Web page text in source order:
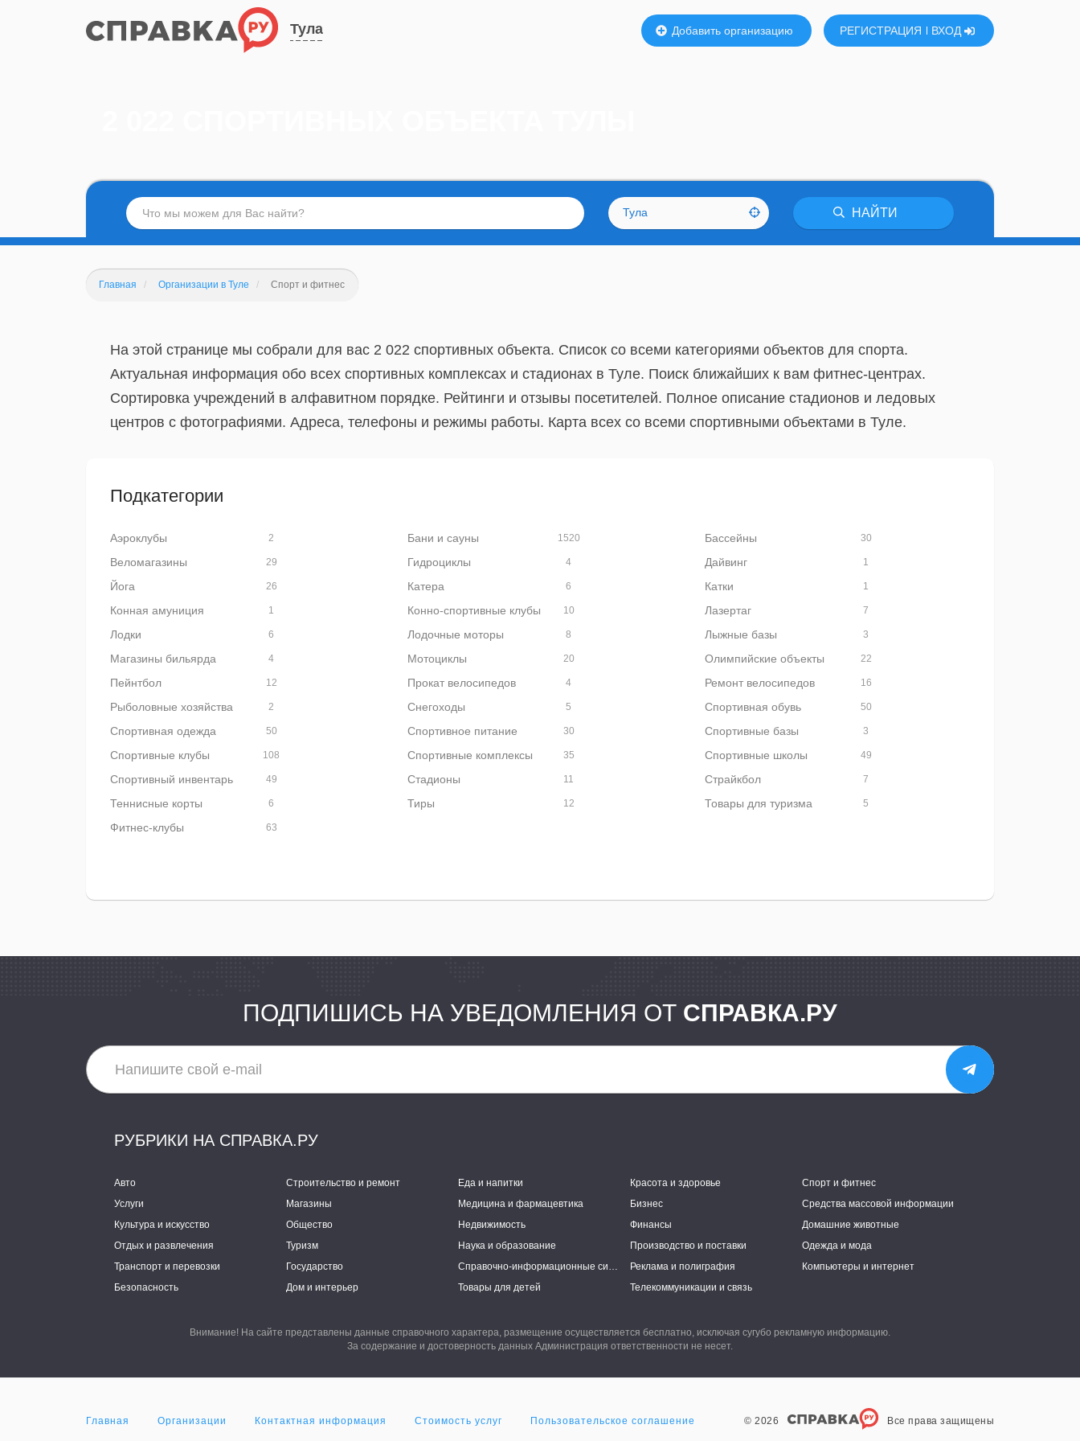
Тула Добавить организацию РЕГИСТРАЦИЯ ВХОД
Тула НАЙТИ
Главная Организации в Туле Спорт и фитнес
На этой странице мы собрали для вас 2 022 спортивных объекта. Список со всеми категориями объектов для спорта.
Актуальная информация обо всех спортивных комплексах и стадионах в Туле. Поиск ближайших к вам фитнес-центрах.
Сортировка учреждений в алфавитном порядке. Рейтинги и отзывы посетителей. Полное описание стадионов и ледовых
центров с фотографиями. Адреса, телефоны и режимы работы. Карта всех со всеми спортивными объектами в Туле.
Подкатегории
Аэроклубы 2 Бани и сауны 1520 Бассейны 30
Веломагазины 29 Гидроциклы 4 Дайвинг 1
Йога 26 Катера 6 Катки 1
Конная амуниция 1 Конно-спортивные клубы 10 Лазертаг 7
Лодки 6 Лодочные моторы 8 Лыжные базы 3
Магазины бильярда 4 Мотоциклы 20 Олимпийские объекты 22
Пейнтбол 12 Прокат велосипедов 4 Ремонт велосипедов 16
Рыболовные хозяйства 2 Снегоходы 5 Спортивная обувь 50
Спортивная одежда 50 Спортивное питание 30 Спортивные базы 3
Спортивные клубы 108 Спортивные комплексы 35 Спортивные школы 49
Спортивный инвентарь 49 Стадионы 11 Страйкбол 7
Теннисные корты 6 Тиры 12 Товары для туризма 5
Фитнес-клубы 63
ПОДПИШИСЬ НА УВЕДОМЛЕНИЯ ОТ СПРАВКА.РУ
РУБРИКИ НА СПРАВКА.РУ
Авто Строительство и ремонт Еда и напитки Красота и здоровье
Спорт и фитнес
Услуги
Магазины Медицина и фармацевтика Бизнес
Средства массовой информации
Культура и искусство
Общество Недвижимость Финансы
Домашние животные
Отдых и развлечения
Туризм Наука и образование Производство и поставки
Одежда и мода
Транспорт и перевозки
Государство Справочно-информационные системы Реклама и полиграфия
Компьютеры и интернет
Безопасность
Дом и интерьер Товары для детей Телекоммуникации и связь
Внимание! На сайте представлены данные справочного характера, размещение осуществляется бесплатно, исключая сугубо рекламную информацию.
За содержание и достоверность данных Администрация ответственности не несет.
Главная Организации Контактная информация Стоимость услуг Пользовательское соглашение © 2026 Все права защищены